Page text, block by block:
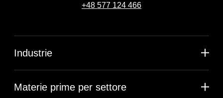
+48 577 124 466
Industrie
Materie prime per settore